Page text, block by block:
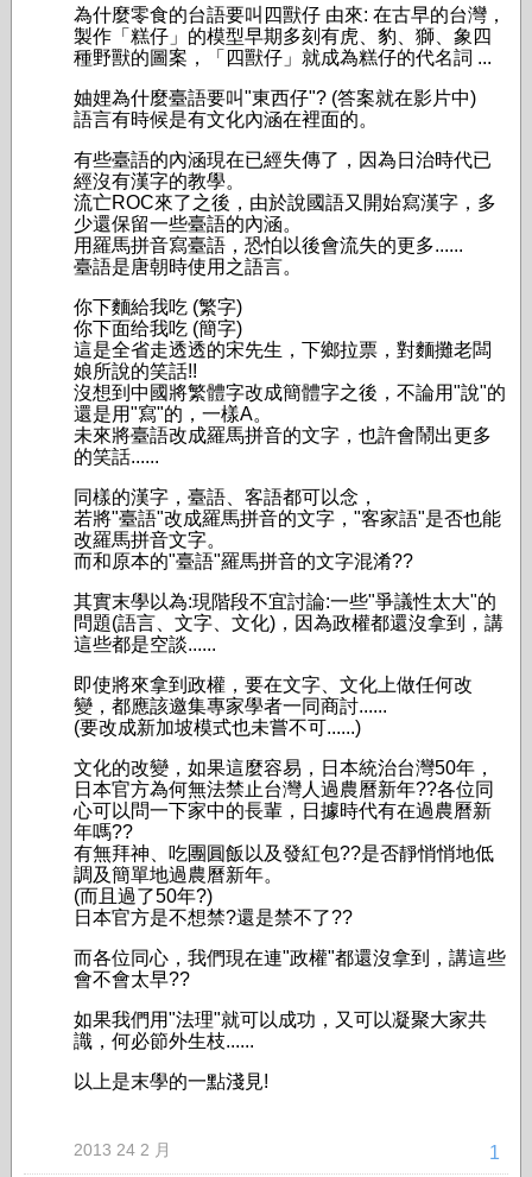
為什麼零食的台語要叫四獸仔 由來: 在古早的台灣，
製作「糕仔」的模型早期多刻有虎、豹、獅、象四
種野獸的圖案，「四獸仔」就成為糕仔的代名詞 ...
妯娌為什麼臺語要叫"東西仔"? (答案就在影片中)
語言有時候是有文化內涵在裡面的。
有些臺語的內涵現在已經失傳了，因為日治時代已
經沒有漢字的教學。
流亡ROC來了之後，由於說國語又開始寫漢字，多
少還保留一些臺語的內涵。
用羅馬拼音寫臺語，恐怕以後會流失的更多......
臺語是唐朝時使用之語言。
你下麵給我吃 (繁字)
你下面给我吃 (簡字)
這是全省走透透的宋先生，下鄉拉票，對麵攤老闆
娘所說的笑話!!
沒想到中國將繁體字改成簡體字之後，不論用"說"的
還是用"寫"的，一樣A。
未來將臺語改成羅馬拼音的文字，也許會鬧出更多
的笑話......
同樣的漢字，臺語、客語都可以念，
若將"臺語"改成羅馬拼音的文字，"客家語"是否也能
改羅馬拼音文字。
而和原本的"臺語"羅馬拼音的文字混淆??
其實末學以為:現階段不宜討論:一些"爭議性太大"的
問題(語言、文字、文化)，因為政權都還沒拿到，講
這些都是空談......
即使將來拿到政權，要在文字、文化上做任何改
變，都應該邀集專家學者一同商討......
(要改成新加坡模式也未嘗不可......)
文化的改變，如果這麼容易，日本統治台灣50年，
日本官方為何無法禁止台灣人過農曆新年??各位同
心可以問一下家中的長輩，日據時代有在過農曆新
年嗎??
有無拜神、吃團圓飯以及發紅包??是否靜悄悄地低
調及簡單地過農曆新年。
(而且過了50年?)
日本官方是不想禁?還是禁不了??
而各位同心，我們現在連"政權"都還沒拿到，講這些
會不會太早??
如果我們用"法理"就可以成功，又可以凝聚大家共
識，何必節外生枝......
以上是末學的一點淺見!
1
2013 24 2 月